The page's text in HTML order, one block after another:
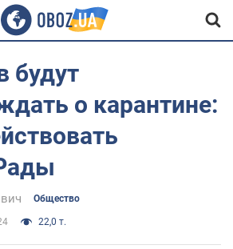
будут
о карантине:
Общество
22,0 т.